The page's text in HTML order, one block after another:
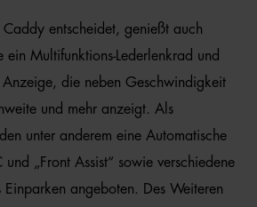
entscheidet, genießt auch
ein Multifunktions-Lederlenkrad und
die neben Geschwindigkeit
und mehr anzeigt. Als
unter anderem eine Automatische
und „Front Assist“ sowie verschiedene
Einparken angeboten. Des Weiteren